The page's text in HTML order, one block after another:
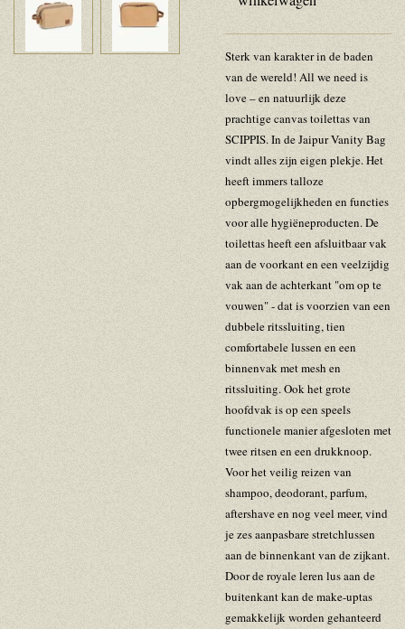
Sterk van karakter in de baden
van de wereld! All we need is
love – en natuurlijk deze
prachtige canvas toilettas van
SCIPPIS. In de Jaipur Vanity Bag
vindt alles zijn eigen plekje. Het
heeft immers talloze
opbergmogelijkheden en functies
voor alle hygiëneproducten. De
toilettas heeft een afsluitbaar vak
aan de voorkant en een veelzijdig
vak aan de achterkant "om op te
vouwen" - dat is voorzien van een
dubbele ritssluiting, tien
comfortabele lussen en een
binnenvak met mesh en
ritssluiting. Ook het grote
hoofdvak is op een speels
functionele manier afgesloten met
twee ritsen en een drukknoop.
Voor het veilig reizen van
shampoo, deodorant, parfum,
aftershave en nog veel meer, vind
je zes aanpasbare stretchlussen
aan de binnenkant van de zijkant.
Door de royale leren lus aan de
buitenkant kan de make-uptas
gemakkelijk worden gehanteerd